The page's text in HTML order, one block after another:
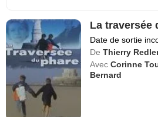
La traversée
Date de sortie
De Thierry
Avec Corinne
Bernard